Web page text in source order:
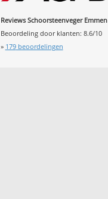
Reviews Schoorsteenveger Emmen
Beoordeling door klanten: 8.6/10
» 179beoordelingen